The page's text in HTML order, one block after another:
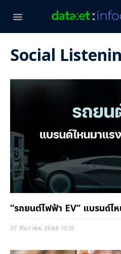
Social
“รถยนต์ไฟฟ้า EV” แบรนด์ไ
27 ธันวาคม 2566 10:15